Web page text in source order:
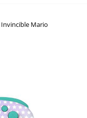
Invincible Mario